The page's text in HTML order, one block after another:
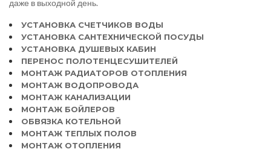
даже в выходной день.
УСТАНОВКА СЧЕТЧИКОВ ВОДЫ
УСТАНОВКА САНТЕХНИЧЕСКОЙ ПОСУДЫ
УСТАНОВКА ДУШЕВЫХ КАБИН
ПЕРЕНОС ПОЛОТЕНЦЕСУШИТЕЛЕЙ
МОНТАЖ РАДИАТОРОВ ОТОПЛЕНИЯ
МОНТАЖ ВОДОПРОВОДА
МОНТАЖ КАНАЛИЗАЦИИ
МОНТАЖ БОЙЛЕРОВ
ОБВЯЗКА КОТЕЛЬНОЙ
МОНТАЖ ТЕПЛЫХ ПОЛОВ
МОНТАЖ ОТОПЛЕНИЯ